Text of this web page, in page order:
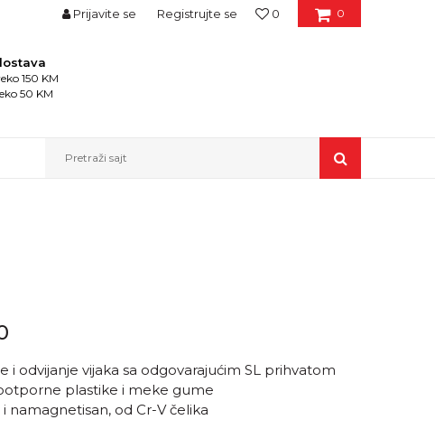
0
0
Prijavite se Registrujte se
150 KM
50 KM
Pretraži sajt
i odvijanje vijaka sa odgovarajućim SL prihvatom
plastike i meke gume
namagnetisan, od Cr-V čelika